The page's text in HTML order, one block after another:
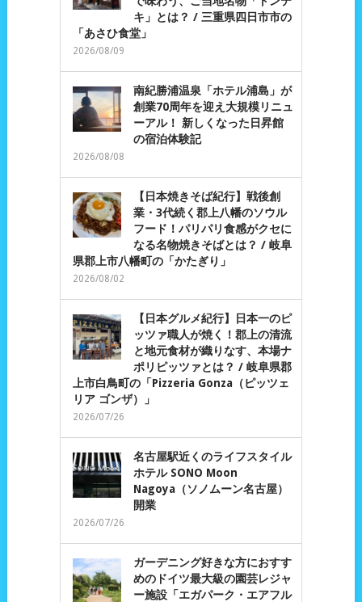
キ」とは？ / 三重県四日市市の
「あさひ食堂」
2026/08/09
南紀勝浦温泉「ホテル浦島」が
創業70周年を迎え大規模リニュ
ーアル！ 新しくなった日昇館
の宿泊体験記
2026/08/08
【日本焼きそば紀行】戦後創
業・3代続く郡上八幡のソウル
フード！パリパリ食感がクセに
なる名物焼きそばとは？ / 岐阜
県郡上市八幡町の「かたぎり」
2026/08/02
【日本グルメ紀行】日本一のピ
ッツァ職人が焼く！郡上の清流
と地元食材が織りなす、本場ナ
ポリピッツァとは？ / 岐阜県郡
上市白鳥町の「Pizzeria Gonza（ピッツェ
リア ゴンザ）」
2026/07/26
名古屋駅近くのライフスタイル
ホテル SONO Moon
Nagoya（ソノムーン名古屋）
開業
2026/07/26
ガーデニング好きな方におすす
めのドイツ最大級の園芸レジャ
ー施設「エガパーク・エアフル